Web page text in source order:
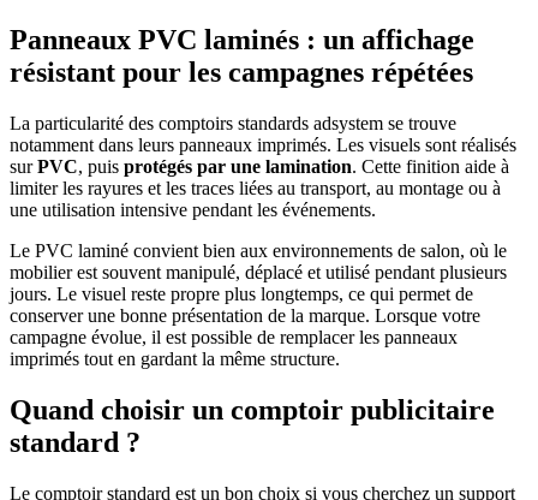
Panneaux PVC laminés : un affichage
résistant pour les campagnes répétées
La particularité des comptoirs standards adsystem se trouve
notamment dans leurs panneaux imprimés. Les visuels sont réalisés
surPVC, puis protégés par une lamination. Cette finition aide à
limiter les rayures et les traces liées au transport, au montage ou à
une utilisation intensive pendant les événements.
Le PVC laminé convient bien aux environnements de salon, où le
mobilier est souvent manipulé, déplacé et utilisé pendant plusieurs
jours. Le visuel reste propre plus longtemps, ce qui permet de
conserver une bonne présentation de la marque. Lorsque votre
campagne évolue, il est possible de remplacer les panneaux
imprimés tout en gardant la même structure.
Quand choisir un comptoir publicitaire
standard ?
Le comptoir standard est un bon choix si vous cherchez un support